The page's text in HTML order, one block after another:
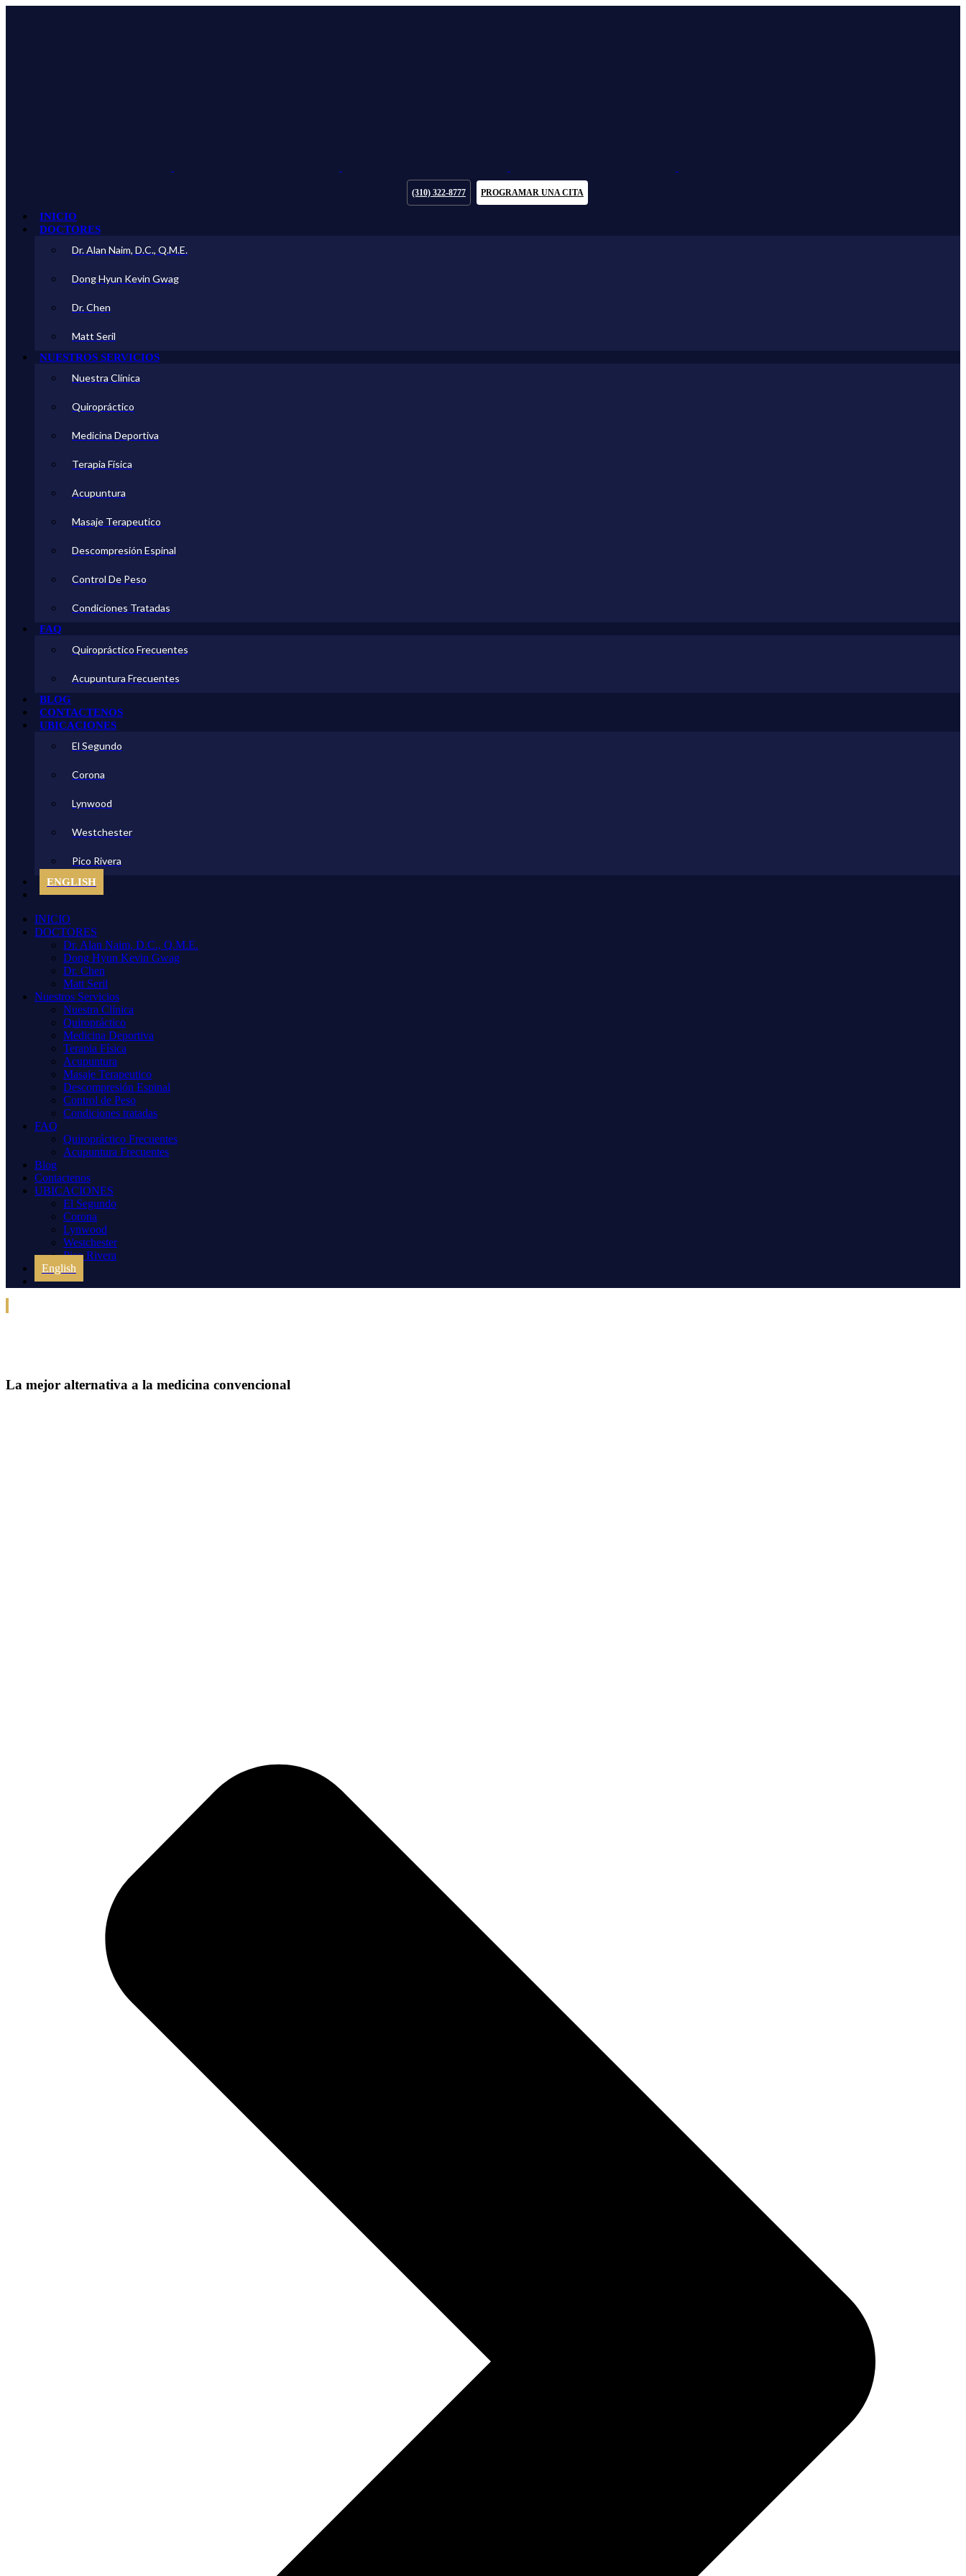
(310) 322-8777 PROGRAMAR UNA CITA
INICIO
DOCTORES
Dr. Alan Naim, D.C., Q.M.E.
Dong Hyun Kevin Gwag
Dr. Chen
Matt Seril
NUESTROS SERVICIOS
Nuestra Clínica
Quiropráctico
Medicina Deportiva
Terapia Física
Acupuntura
Masaje Terapeutico
Descompresión Espinal
Control De Peso
Condiciones Tratadas
FAQ
Quiropráctico Frecuentes
Acupuntura Frecuentes
BLOG
CONTACTENOS
UBICACIONES
El Segundo
Corona
Lynwood
Westchester
Pico Rivera
ENGLISH
INICIO
DOCTORES
Dr. Alan Naim, D.C., Q.M.E.
Dong Hyun Kevin Gwag
Dr. Chen
Matt Seril
Nuestros Servicios
Nuestra Clínica
Quiropráctico
Medicina Deportiva
Terapia Física
Acupuntura
Masaje Terapeutico
Descompresión Espinal
Control de Peso
Condiciones tratadas
FAQ
Quiropráctico Frecuentes
Acupuntura Frecuentes
Blog
Contactenos
UBICACIONES
El Segundo
Corona
Lynwood
Westchester
Pico Rivera
English
La mejor alternativa a la medicina convencional